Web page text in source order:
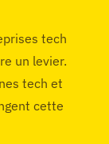
tech
un levier.
tech et
cette